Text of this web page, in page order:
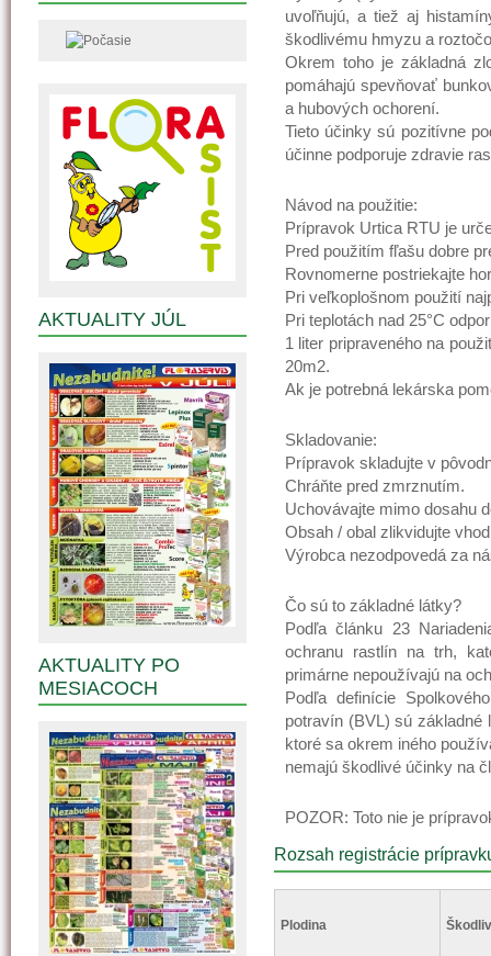
uvoľňujú, a tiež aj
škodlivému hmyzu a
Okrem toho je základná
pomáhajú spevňovať
a hubových ochorení.
Tieto účinky sú pozitívne
účinne podporuje zdravie
Návod na použitie:
Prípravok Urtica RTU je
Pred použitím fľašu dobre
Rovnomerne postriekajte
Pri veľkoplošnom použití
Pri teplotách nad 25°C
1 liter pripraveného na
20m2.
Ak je potrebná lekárska
Skladovanie:
Prípravok skladujte v
Chráňte pred zmrznutím.
Uchovávajte mimo dosahu
Obsah / obal zlikvidujte
Výrobca nezodpovedá za
Čo sú to základné látky?
Podľa článku 23
ochranu rastlín na trh,
primárne nepoužívajú na
Podľa definície
potravín (BVL) sú základné
ktoré sa okrem iného
nemajú škodlivé účinky na
POZOR: Toto nie je
Rozsah registrácie
Plodina
AKTUALITY JÚL
AKTUALITY PO
MESIACOCH